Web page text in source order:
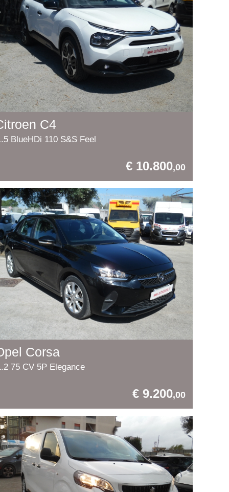
C4
BlueHDi 110 S&S Feel
€ 10.800,00
Corsa
75 CV 5P Elegance
€ 9.200,00